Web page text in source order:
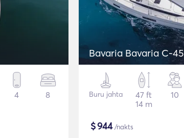
4 8
Bavaria Bavaria C-45
Buru jahta
47 ft
14 m
10
$944/nakts